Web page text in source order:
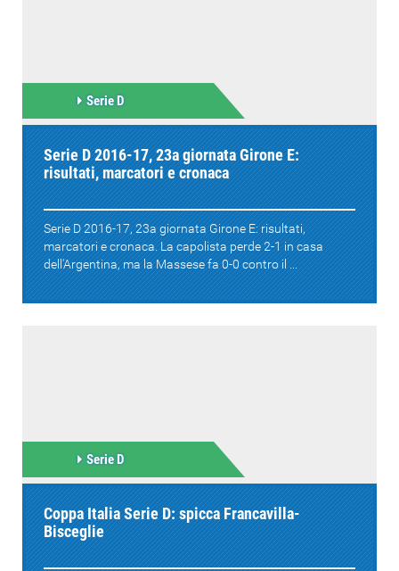
Serie D
Serie D 2016-17, 23a giornata Girone E:
risultati, marcatori e cronaca
Serie D 2016-17, 23a giornata Girone E: risultati,
marcatori e cronaca. La capolista perde 2-1 in casa
dell'Argentina, ma la Massese fa 0-0 contro il ...
Serie D
Coppa Italia Serie D: spicca Francavilla-
Bisceglie